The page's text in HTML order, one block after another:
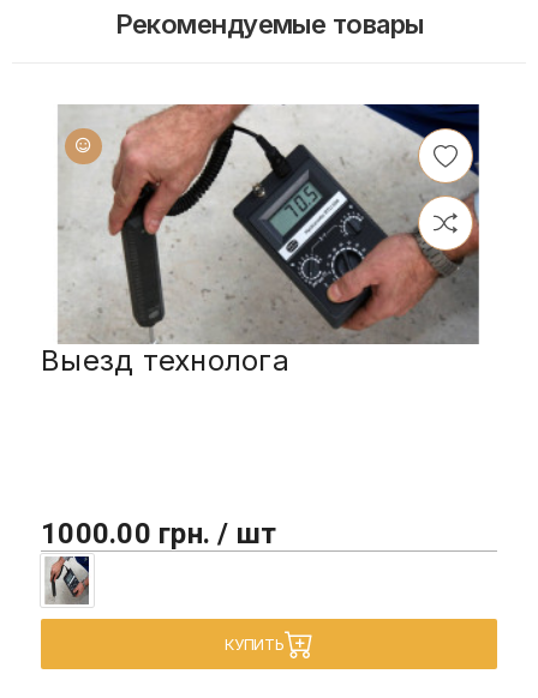
Рекомендуемые товары
Выезд технолога
1000.00 грн. / шт
КУПИТЬ